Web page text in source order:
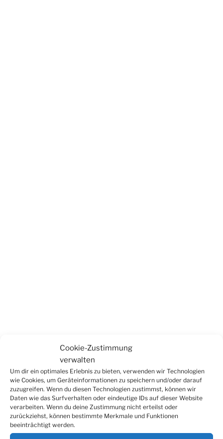
Cookie-Zustimmung
verwalten
Um dir ein optimales Erlebnis zu bieten, verwenden wir Technologien
wie Cookies, um Geräteinformationen zu speichern und/oder darauf
zuzugreifen. Wenn du diesen Technologien zustimmst, können wir
Daten wie das Surfverhalten oder eindeutige IDs auf dieser Website
verarbeiten. Wenn du deine Zustimmung nicht erteilst oder
zurückziehst, können bestimmte Merkmale und Funktionen
beeinträchtigt werden.
Fotos:Christian Melzer
Beitrag teilen: